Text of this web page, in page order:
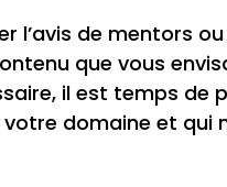
l’avis de mentors
que vous
il est temps de
domaine et qui